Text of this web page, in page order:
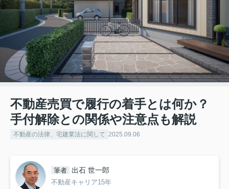
不動産売買で履行の着手とは何か？
手付解除との関係や注意点も解説
不動産の法律、宅建業法に関して 2025.09.06
筆者 出石 世一郎
不動産キャリア15年